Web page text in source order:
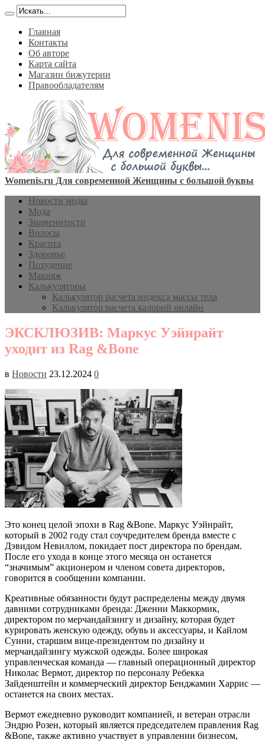
Главная
Контакты
Об авторе
Карта сайта
Магазин бижутерии
Правообладателям
Womenis.ru Для современной Женщины с большой буквы
Новости моды
Мода
Знаменитости
Волосы
Красота
Здоровье
Похудение
Макияж
Калькуляторы
Калькулятор расчета индекса массы тела
Калькулятор расчета калорий онлайн
ЭКСКЛЮЗИВ: Маркус Уэйнрайт
уходит из Rag &Bone
в Новости 23.12.2024 0
Это конец целой эпохи в Rag &Bone. Маркус Уэйнрайт,
который в 2002 году стал соучредителем бренда вместе с
Дэвидом Невиллом, покидает пост директора по брендам.
После его ухода в конце этого месяца он останется
“значимым” акционером и членом совета директоров,
говорится в сообщении компании.
Креативные обязанности будут распределены между двумя
давними сотрудниками бренда: Дженни Маккормик,
директором по мерчандайзингу и дизайну, которая будет
курировать женскую одежду, обувь и аксессуары, и Кайлом
Суини, старшим вице-президентом по дизайну и
мерчандайзингу мужской одежды. Более широкая
управленческая команда — главный операционный директор
Николас Вермот, директор по персоналу Ребекка
Зайденштейн и коммерческий директор Бенджамин Харрис —
останется на своих местах.
Вермот ежедневно руководит компанией, и ветеран отрасли
Эндрю Розен, который является председателем правления Rag
&Bone, также активно участвует в управлении бизнесом,